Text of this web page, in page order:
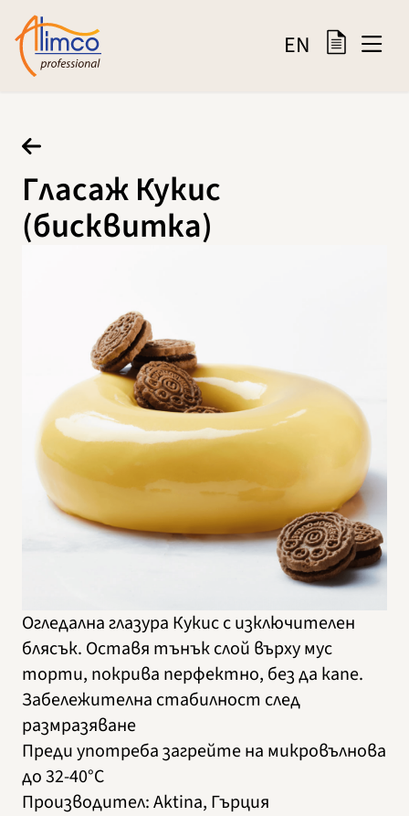
EN
Гласаж Кукис
(бисквитка)
Огледална глазура Кукис с изключителен
блясък. Оставя тънък слой върху мус
торти, покрива перфектно, без да капе.
Забележителна стабилност след
размразяване
Преди употреба загрейте на микровълнова
до 32-40°C
Производител:Aktina, Гърция